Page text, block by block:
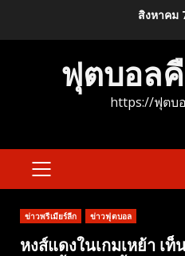
สิงหาคม
ฟุตบอล
https://ฟุตบ
PRIMARY
ข่าวพรีเมียร์ลีก ข่าวฟุตบอล
หงส์แดงในเกมเหย้า เ